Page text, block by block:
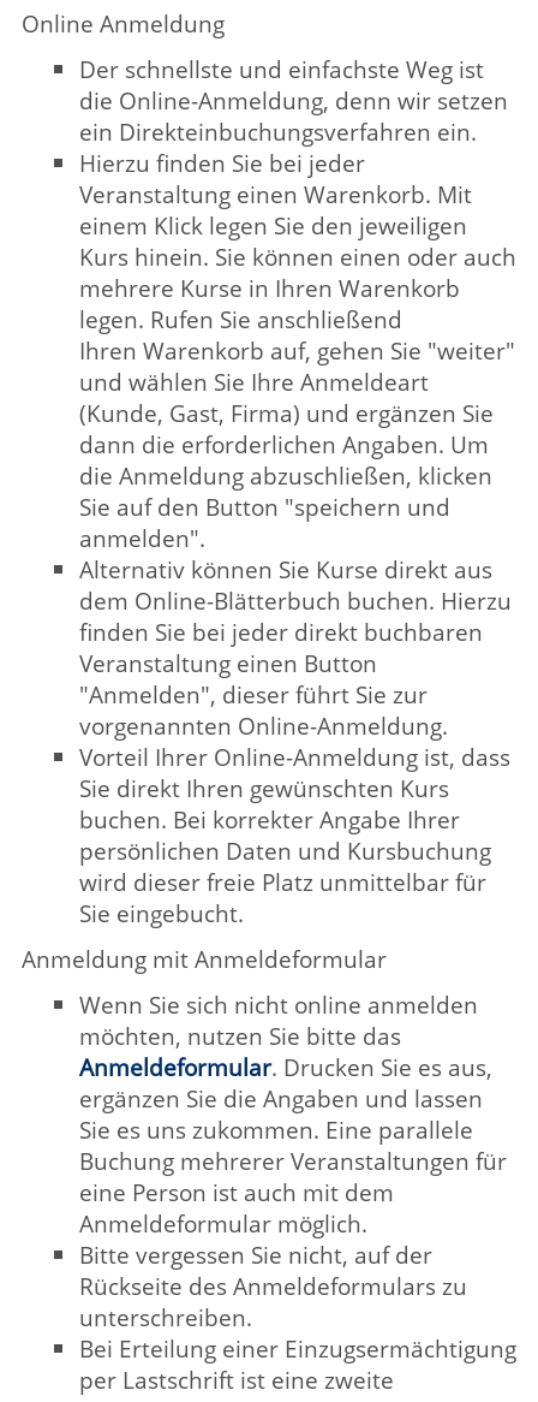
ein Direkteinbuchungsverfahren ein.
Hierzu finden Sie bei jeder
Veranstaltung einen Warenkorb. Mit
einem Klick legen Sie den jeweiligen
Kurs hinein. Sie können einen oder auch
mehrere Kurse in Ihren Warenkorb
legen. Rufen Sie anschließend
Ihren Warenkorb auf, gehen Sie "weiter"
und wählen Sie Ihre Anmeldeart
(Kunde, Gast, Firma) und ergänzen Sie
dann die erforderlichen Angaben. Um
die Anmeldung abzuschließen, klicken
Sie auf den Button "speichern und
anmelden".
Alternativ können Sie Kurse direkt aus
dem Online-Blätterbuch buchen. Hierzu
finden Sie bei jeder direkt buchbaren
Veranstaltung einen Button
"Anmelden", dieser führt Sie zur
vorgenannten Online-Anmeldung.
Vorteil Ihrer Online-Anmeldung ist, dass
Sie direkt Ihren gewünschten Kurs
buchen. Bei korrekter Angabe Ihrer
persönlichen Daten und Kursbuchung
wird dieser freie Platz unmittelbar für
Sie eingebucht.
Anmeldung mit Anmeldeformular
Wenn Sie sich nicht online anmelden
möchten, nutzen Sie bitte das
Anmeldeformular. Drucken Sie es aus,
ergänzen Sie die Angaben und lassen
Sie es uns zukommen. Eine parallele
Buchung mehrerer Veranstaltungen für
eine Person ist auch mit dem
Anmeldeformular möglich.
Bitte vergessen Sie nicht, auf der
Rückseite des Anmeldeformulars zu
unterschreiben.
Bei Erteilung einer Einzugsermächtigung
per Lastschrift ist eine zweite
Unterschrift unter den Bankdaten
erforderlich.
Möchten Sie weitere Personen
anmelden, füllen Sie bitte für jede
Person ein eigenes Anmeldeformular
aus.
Anmeldebestätigung
Nur bei der Online-Anmeldung erhalten
Sie von uns eine Anmeldebestätigung.
Bei der Anmeldung
per Anmeldeformular melden wir uns